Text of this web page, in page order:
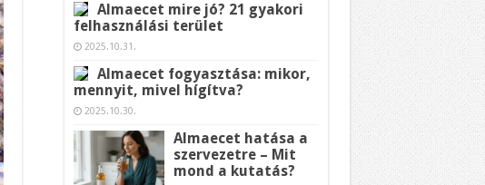
Almaecet mire jó? 21 gyakori
felhasználási terület
2025.10.31.
Almaecet fogyasztása: mikor,
mennyit, mivel hígítva?
2025.10.30.
Almaecet hatása a
szervezetre – Mit
mond a kutatás?